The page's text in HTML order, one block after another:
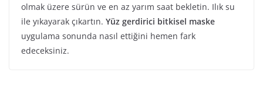
olmak üzere sürün ve en az yarım saat bekletin. Ilık su
ile yıkayarak çıkartın. Yüz gerdirici bitkisel maske
uygulama sonunda nasıl ettiğini hemen fark
edeceksiniz.